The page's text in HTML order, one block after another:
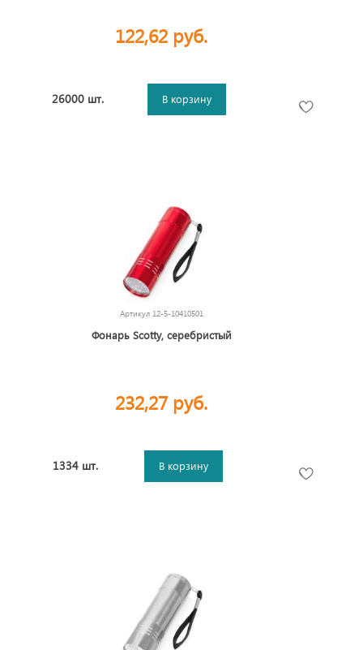
122,62 руб.
26000 шт. В корзину
Артикул 12-5-10410501
Фонарь Scotty, серебристый
232,27 руб.
1334 шт. В корзину